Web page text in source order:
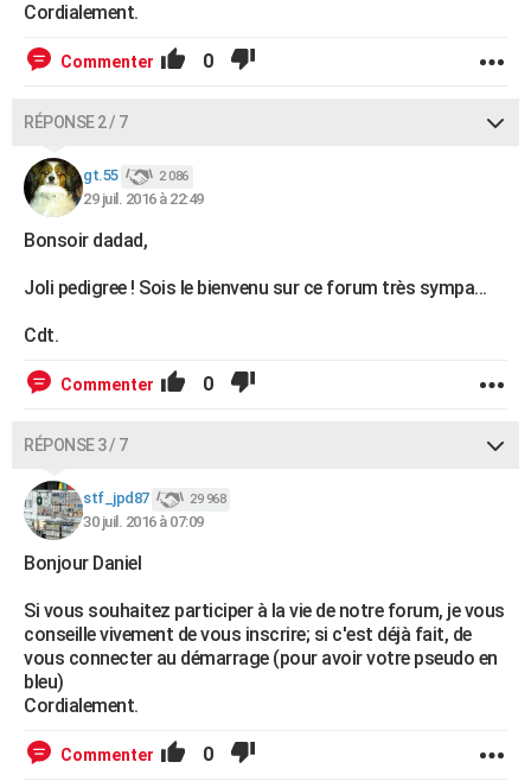
Cordialement.
Commenter 0
RÉPONSE 2 / 7
gt.55 2 086
29 juil. 2016 à 22:49
Bonsoir dadad,
Joli pedigree ! Sois le bienvenu sur ce forum très sympa...
Cdt.
Commenter 0
RÉPONSE 3 / 7
stf_jpd87 29 968
30 juil. 2016 à 07:09
Bonjour Daniel
Si vous souhaitez participer à la vie de notre forum, je vous
conseille vivement de vous inscrire; si c'est déjà fait, de
vous connecter au démarrage (pour avoir votre pseudo en
bleu)
Cordialement.
Commenter 0